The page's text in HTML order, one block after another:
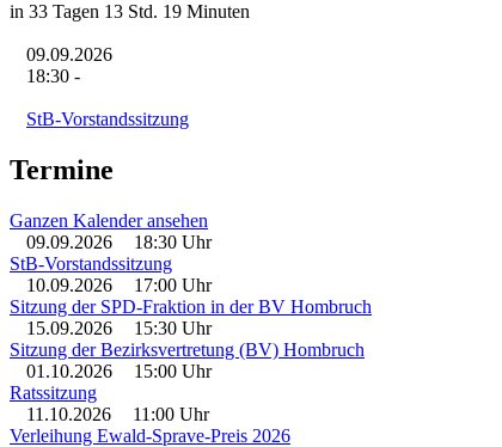
in 33 Tagen 13 Std. 19 Minuten
09.09.2026
18:30 -
StB-Vorstandssitzung
Termine
Ganzen Kalender ansehen
09.09.2026
18:30 Uhr
StB-Vorstandssitzung
10.09.2026
17:00 Uhr
Sitzung der SPD-Fraktion in der BV Hombruch
15.09.2026
15:30 Uhr
Sitzung der Bezirksvertretung (BV) Hombruch
01.10.2026
15:00 Uhr
Ratssitzung
11.10.2026
11:00 Uhr
Verleihung Ewald-Sprave-Preis 2026